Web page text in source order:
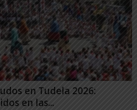
en Tudela 2026:
en las...